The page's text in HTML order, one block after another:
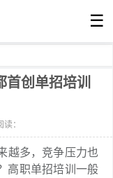
☰
创单招培训
读：
多，竞争压力也
高职单招培训一般